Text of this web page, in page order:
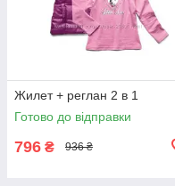
Жилет + реглан 2 в 1
Готово до відправки
796 ₴ 936 ₴